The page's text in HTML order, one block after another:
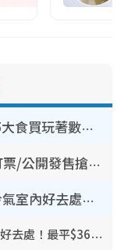
【8月生日優惠2026】全港85大食買玩著數攻略 自助餐/火鍋放題同行免費＋誠品/DONKI送現金券
人夫集團｜Klook套票/優先訂票/公開發售搶飛攻略！附票價.購票連結.場地座位表
香港室內好去處｜逾35大歎冷氣室內好去處推介 室內活動免費避雨無懼落雨
唱K推介2026︱全港13大卡啦OK好去處！最平$36起 日文K都有！(附地址+收費詳情)